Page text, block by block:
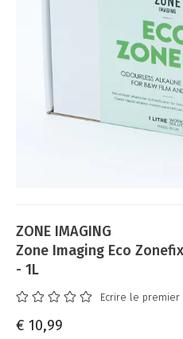
ZONE IMAGING
Zone Imaging Eco
- 1L
Ecrire le premier
€ 10,99